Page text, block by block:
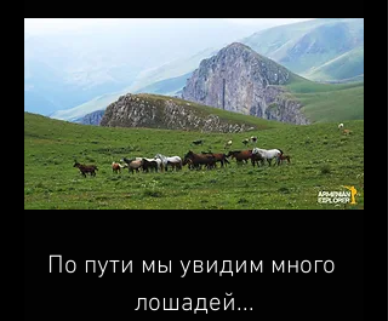
По пути мы увидим много
лошадей...